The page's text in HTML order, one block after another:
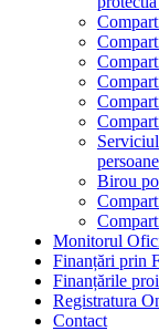
Birou
Monitorul
Finanțări prin
Finanțările
Registratura
Contact